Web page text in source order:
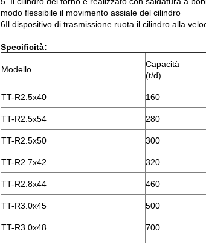
modo flessibile il movimento assiale del cilindro
6Il dispositivo di trasmissione ruota il cilindro alla
Specificità:
Modello
Capacità
(t/d)
TT-R2.5x40 160
TT-R2.5x54 280
TT-R2.5x50 300
TT-R2.7x42 320
TT-R2.8x44 460
TT-R3.0x45 500
TT-R3.0x48 700